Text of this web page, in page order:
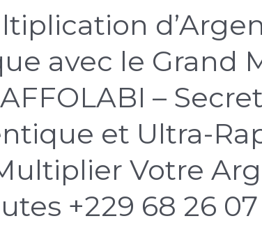
avec le Grand
–
et Ultra-
Votre
+229 68 26